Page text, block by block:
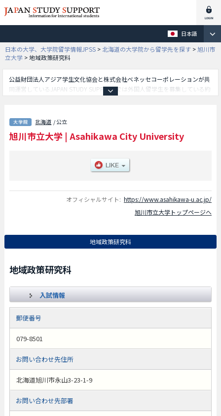
日本語
日本の大学、大学院留学情報JPSS > 北海道の大学院から留学先を探す >旭川市
立大学 >地域政策研究科
公益財団法人アジア学生文化協会と株式会社ベネッセコーポレーションが共
同運営しているJAPAN STUDY SUPPORTでは外国人留学生を募集している約
等、研究科別情報や、募集定員や合格者数など入試情報、施設案内、アクセ
スなど外国人留学生に必要な情報を掲載しているので是非ご利用ください。
北海道 / 公立
旭川市立大学 | Asahikawa City University
オフィシャルサイト: https://www.asahikawa-u.ac.jp/
旭川市立大学トップページへ
地域政策研究科
地域政策研究科
入試情報
郵便番号
079-8501
お問い合わせ先住所
北海道旭川市永山3-23-1-9
お問い合わせ先部署